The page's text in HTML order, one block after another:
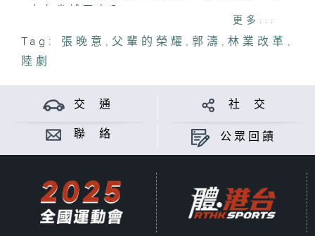
更多...
Tag: 張晚意 , 父輩的榮耀 ,郭濤 ,林業改革 ,
陸劇
交 通 社 交
聯 絡 公眾回饋